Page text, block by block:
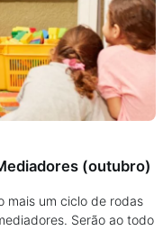
(outubro)
mais um ciclo de rodas
Serão ao todo